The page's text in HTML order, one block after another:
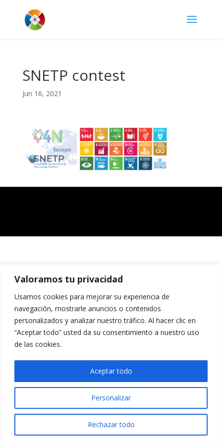
Valoramos tu privacidad
Usamos cookies para mejorar su experiencia de
navegación, mostrarle anuncios o contenidos
personalizados y analizar nuestro tráfico. Al hacer clic en
“Aceptar todo” usted da su consentimiento a nuestro uso
de las cookies.
Personalizar
Rechazar todo
Aceptar todo
SNETP contest
Jun 16, 2021